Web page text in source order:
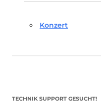
Konzert
TECHNIK SUPPORT GESUCHT!